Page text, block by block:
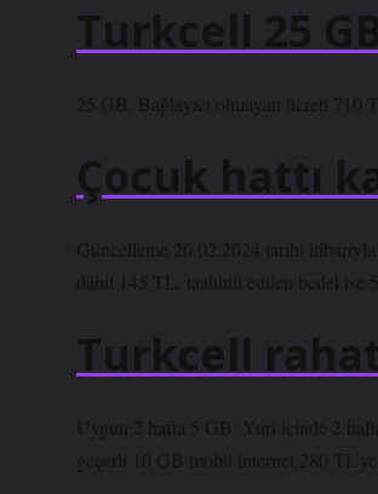
Turkcell 25
25 GB. Bağlayıcı olmayan ücreti 710
Çocuk hattı
Güncelleme 20.02.2024 tarihi
dâhil 145 TL, taahhüt edilen bedel ise
Turkcell
Uygun 2 hafta 5 GB: Yurt içinde 2
geçerli 10 GB mobil internet 280